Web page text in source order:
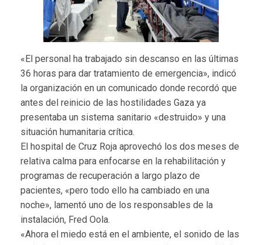
«El personal ha trabajado sin descanso en las últimas
36 horas para dar tratamiento de emergencia», indicó
la organización en un comunicado donde recordó que
antes del reinicio de las hostilidades Gaza ya
presentaba un sistema sanitario «destruido» y una
situación humanitaria crítica.
El hospital de Cruz Roja aprovechó los dos meses de
relativa calma para enfocarse en la rehabilitación y
programas de recuperación a largo plazo de
pacientes, «pero todo ello ha cambiado en una
noche», lamentó uno de los responsables de la
instalación, Fred Oola.
«Ahora el miedo está en el ambiente, el sonido de las